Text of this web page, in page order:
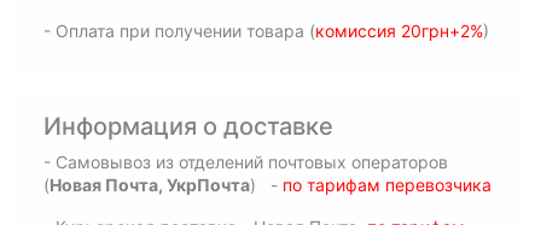
- Оплата при получении товара (комиссия 20грн+2%)
Информация о доставке
- Самовывоз из отделений почтовых операторов
(Новая Почта, УкрПочта) - по тарифам перевозчика